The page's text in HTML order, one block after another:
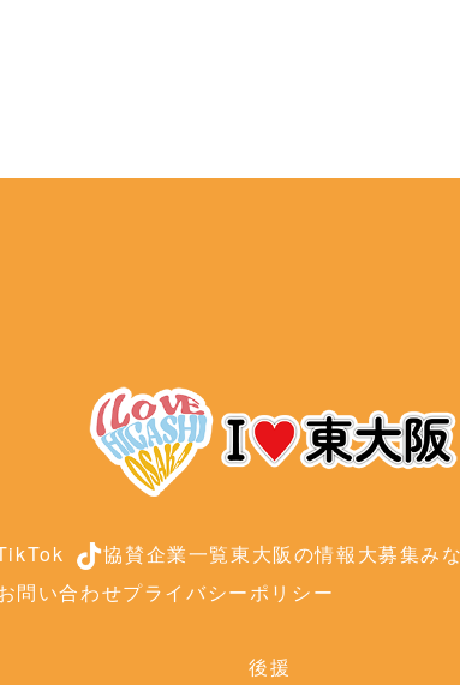
協賛企業一覧東大阪の情報大募集み
問い合わせプライバシーポリシー
後援